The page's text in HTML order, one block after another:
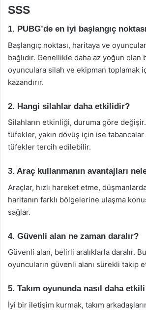
SSS
1. PUBG’de en iyi başlangıç
Başlangıç noktası, haritaya ve
bağlıdır. Genellikle daha az yoğun olan
oyunculara silah ve ekipman toplamak
kazandırır.
2. Hangi silahlar daha etkilidir?
Silahların etkinliği, duruma göre
tüfekler, yakın dövüş için ise tabancalar
tüfekler tercih edilebilir.
3. Araç kullanmanın avantajları
Araçlar, hızlı hareket etme,
haritanın farklı bölgelerine ulaşma
sağlar.
4. Güvenli alan ne zaman daralır?
Güvenli alan, belirli aralıklarla daralır.
oyuncuların güvenli alanı sürekli takip
5. Takım oyununda nasıl daha
İyi bir iletişim kurmak, takım